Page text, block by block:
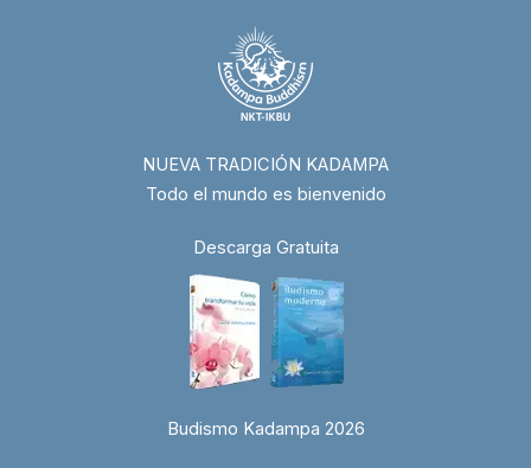
NUEVA TRADICIÓN KADAMPA
Todo el mundo es bienvenido
Descarga Gratuita
Budismo Kadampa 2026